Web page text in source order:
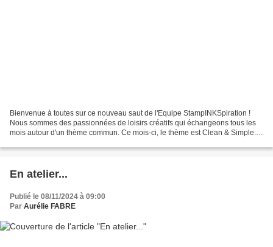
Bienvenue à toutes sur ce nouveau saut de l'Equipe StampINKSpiration !
Nous sommes des passionnées de loisirs créatifs qui échangeons tous les
mois autour d'un thème commun. Ce mois-ci, le thème est Clean & Simple.
En atelier...
Publié le 08/11/2024 à 09:00
Par Aurélie FABRE